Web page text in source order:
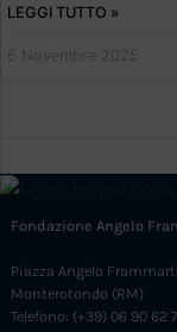
LEGGI TUTTO »
6 Novembre 2025
Fondazione Angelo
Piazza Angelo
Monterotondo (RM)
Telefono: (+39) 06 90 62